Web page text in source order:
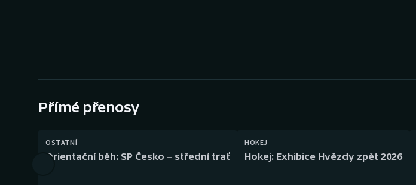
Přímé přenosy
OSTATNÍ
Orientační běh: SP Česko – střední trať
HOKEJ
Hokej: Exhibice Hvězdy zpět 2026